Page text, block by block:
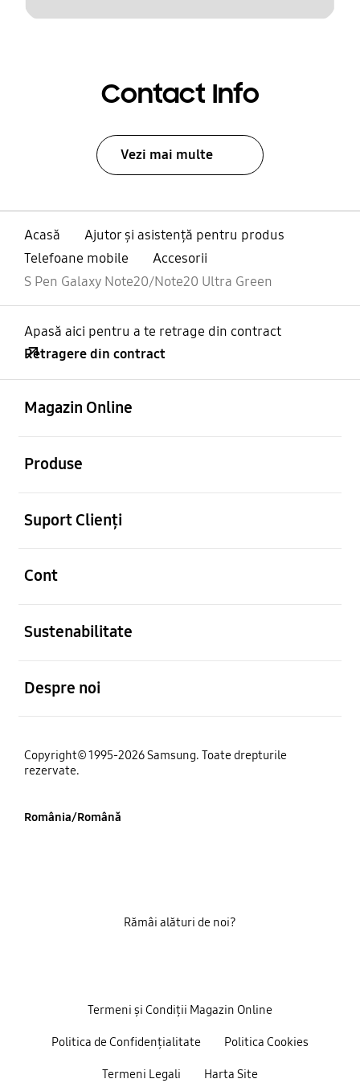
Contact Info
Vezi mai multe
Acasă
Ajutor și asistență pentru produs
Telefoane mobile
Accesorii
S Pen Galaxy Note20/Note20 Ultra Green
Apasă aici pentru a te retrage din contract
Retragere din contract
Magazin Online
Produse
Suport Clienți
Cont
Sustenabilitate
Despre noi
Copyright© 1995-2026 Samsung. Toate drepturile
rezervate.
România/Română
Termeni și Condiții Magazin Online
Politica de Confidențialitate Politica Cookies
Termeni Legali Harta Site
Rămâi alături de noi?